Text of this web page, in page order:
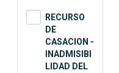
RECURSO
DE
CASACION -
INADMISIBI
LIDAD DEL